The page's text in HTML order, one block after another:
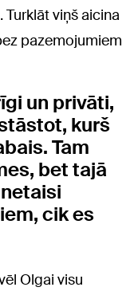
viņš aicina
pazemojumiem
un privāti,
kurš
Tam
bet tajā
cik es
Olgai visu